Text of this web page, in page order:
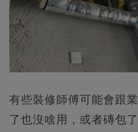
有些裝修師傅可能會跟
了也沒啥用，或者磚包